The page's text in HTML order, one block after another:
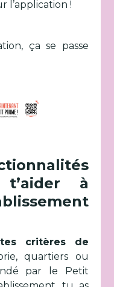
l’application !
ça se passe
à
critères de
quartiers ou
par le Petit